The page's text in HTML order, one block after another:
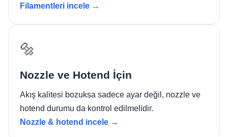
Filamentleri incele →
🔩
Nozzle ve Hotend İçin
Akış kalitesi bozuksa sadece ayar değil, nozzle ve
hotend durumu da kontrol edilmelidir.
Nozzle & hotend incele →